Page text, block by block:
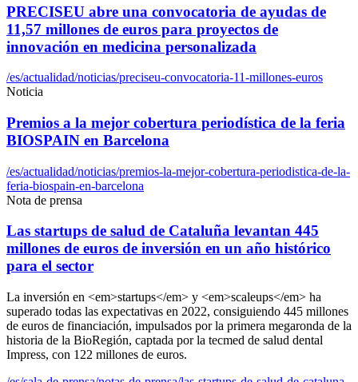
PRECISEU abre una convocatoria de ayudas de
11,57 millones de euros para proyectos de
innovación en medicina personalizada
/es/actualidad/noticias/preciseu-convocatoria-11-millones-euros
Noticia
Premios a la mejor cobertura periodística de la feria
BIOSPAIN en Barcelona
/es/actualidad/noticias/premios-la-mejor-cobertura-periodistica-de-la-
feria-biospain-en-barcelona
Nota de prensa
Las startups de salud de Cataluña levantan 445
millones de euros de inversión en un año histórico
para el sector
La inversión en <em>startups</em> y <em>scaleups</em> ha
superado todas las expectativas en 2022, consiguiendo 445 millones
de euros de financiación, impulsados por la primera megaronda de la
historia de la BioRegión, captada por la tecmed de salud dental
Impress, con 122 millones de euros.